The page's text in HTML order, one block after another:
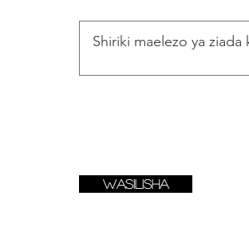
Wasilisha